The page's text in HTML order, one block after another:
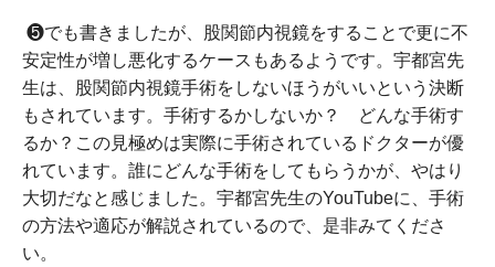
❺でも書きましたが、股関節内視鏡をすることで更に不
安定性が増し悪化するケースもあるようです。宇都宮先
生は、股関節内視鏡手術をしないほうがいいという決断
もされています。手術するかしないか？ どんな手術す
るか？この見極めは実際に手術されているドクターが優
れています。誰にどんな手術をしてもらうかが、やはり
大切だなと感じました。宇都宮先生のYouTubeに、手術
の方法や適応が解説されているので、是非みてくださ
い。